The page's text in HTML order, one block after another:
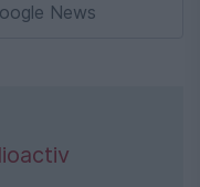
News